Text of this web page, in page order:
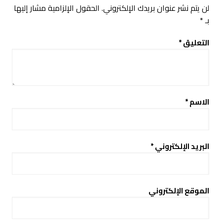
لن يتم نشر عنوان بريدك الإلكتروني. الحقول الإلزامية مشار إليها
بـ*
التعليق*
الاسم*
البريد الإلكتروني*
الموقع الإلكتروني